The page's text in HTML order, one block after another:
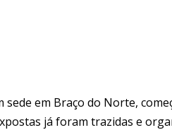
sede em Braço do Norte,
já foram trazidas e